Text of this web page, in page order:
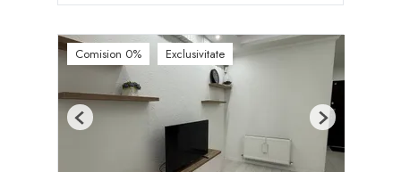
Comision 0% Exclusivitate
Previous Next